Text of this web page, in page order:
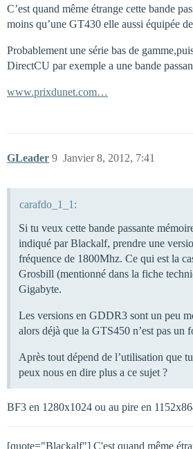
C’est quand même étrange cette bande
moins qu’une GT430 elle aussi équipée
Probablement une série bas de
DirectCU par exemple a une bande
www.prixdunet.com…
GLeader Janvier 8, 2012, 7:41
9
carafdo_1_1:
Si tu veux cette bande passante
indiqué par Blackalf, prendre une
fréquence de 1800Mhz. Ce qui est la
Grosbill (mentionné dans la fiche
Gigabyte.
Les versions en GDDR3 sont un peu
alors déjà que la GTS450 n’est pas un
Après tout dépend de l’utilisation que
peux nous en dire plus a ce sujet ?
BF3 en 1280x1024 ou au pire en
[quote="Blackalf"] C'est quand même